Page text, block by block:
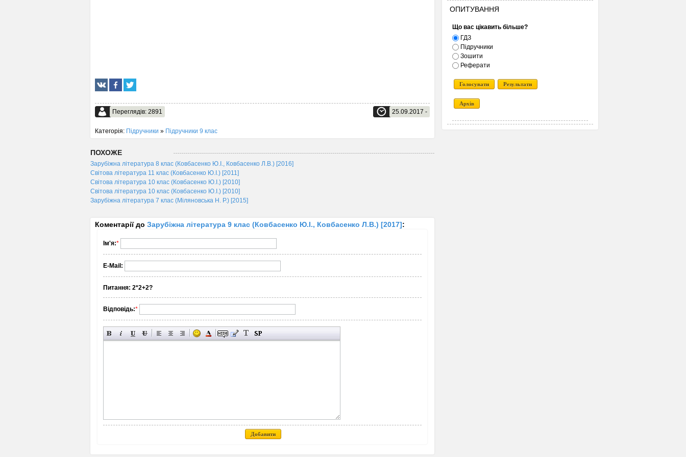
Переглядів: 2891 25.09.2017 -
Категорія: Підручники » Підручники 9 клас
ПОХОЖЕ
Зарубіжна література 8 клас (Ковбасенко Ю.І., Ковбасенко Л.В.) [2016]
Світова література 11 клас (Ковбасенко Ю.І.) [2011]
Світова література 10 клас (Ковбасенко Ю.І.) [2010]
Світова література 10 клас (Ковбасенко Ю.І.) [2010]
Зарубіжна література 7 клас (Міляновська Н. Р.) [2015]
Коментарії до Зарубіжна література 9 клас (Ковбасенко Ю.І., Ковбасенко Л.В.) [2017]:
Ім'я:*
E-Mail:
Питання: 2*2+2?
Відповідь:*
Добавити
ОПИТУВАННЯ
Що вас цікавить більше?
ГДЗ
Підручники
Зошити
Реферати
Голосувати Результати
Архів